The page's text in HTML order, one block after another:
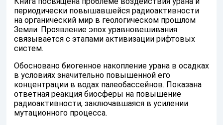
периодически повышавшейся радиоактивности
на органический мир в геологическом прошлом
Земли. Проявление эпох уравновешивания
связывается с этапами активизации рифтовых
систем.
Обосновано биогенное накопление урана в осадках
в условиях значительно повышенной его
концентрации в водах палеобассейнов. Показана
ответная реакция биосферы на повышение
радиоактивности, заключавшаяся в усилении
мутационного процесса.